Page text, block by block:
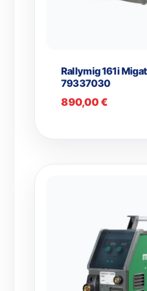
Rallymig 161i
79337030
890,00€